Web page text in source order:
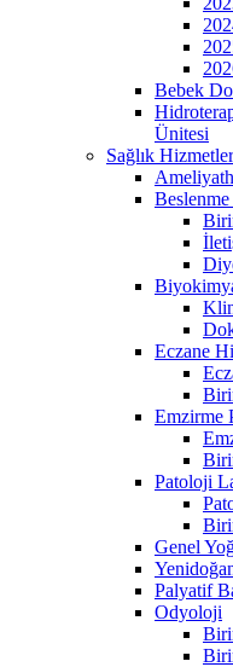
Bebek
Ünitesi
Sağlık
Eczane
Emzirme
Patoloji
Genel
Palyatif
Odyoloji